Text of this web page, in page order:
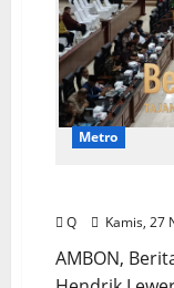
Metro
Q Kamis, 27
AMBON,